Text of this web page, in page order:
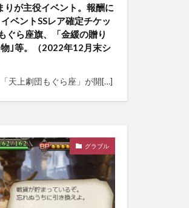
りが主役イベント。報酬に
ベントSSレア確定チケッ
ぐら座旗、「金緩の贈り
｣等。（2022年12月末シ
天上劇団もぐら座」が開[…]
グラブル